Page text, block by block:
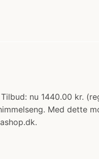
nu 1440.00 kr.
Med dette